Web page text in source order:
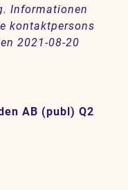
Informationen
kontaktpersons
2021-08-20
AB (publ) Q2